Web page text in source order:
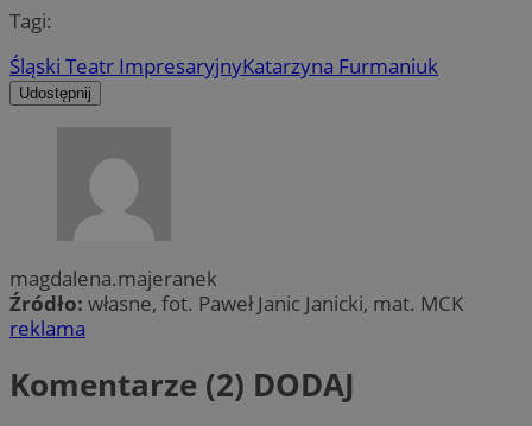
Tagi:
Śląski Teatr ImpresaryjnyKatarzyna Furmaniuk
Udostępnij
magdalena.majeranek
Źródło: własne, fot. Paweł Janic Janicki, mat. MCK
reklama
Komentarze (2) DODAJ